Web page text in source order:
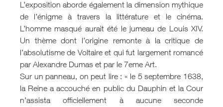
L’exposition aborde également la dimension mythique
de l’énigme à travers la littérature et le cinéma.
L’homme masqué aurait été le jumeau de Louis XIV.
Un thème dont l’origine remonte à la critique de
l’absolutisme de Voltaire et qui fut largement romancé
par Alexandre Dumas et par le 7eme Art.
Sur un panneau, on peut lire : « le 5 septembre 1638,
la Reine a accouché en public du Dauphin et la Cour
n’assista officiellement à aucune seconde